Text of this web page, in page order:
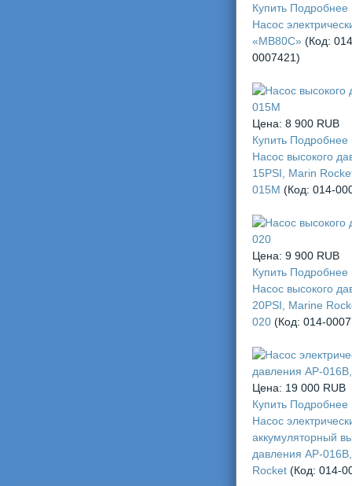
Купить Подробнее
Насос
«MB80С» (Код:
0007421)
Цена: 8 900 RUB
Купить Подробнее
Насос высокого
15PSI, Marin
015M (Код: 014-
Цена: 9 900 RUB
Купить Подробнее
Насос высокого
20PSI, Marine
020 (Код: 014-
Цена: 19 000 RUB
Купить Подробнее
Насос
аккумуляторный
давления AP-
Rocket (Код: 014-